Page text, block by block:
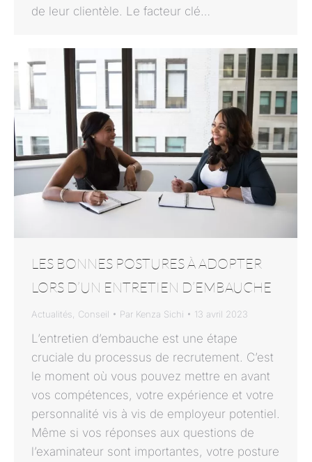
de leur clientèle. Le facteur clé…
LES BONNES POSTURES À ADOPTER
LORS D’UN ENTRETIEN D’EMBAUCHE
Actualités Conseil Par Kenza Sichi 13 avril 2023
L’entretien d’embauche est une étape
cruciale du processus de recrutement. C’est
le moment où vous pouvez mettre en avant
vos compétences, votre expérience et votre
personnalité vis à vis de employeur potentiel.
Même si vos réponses aux questions de
l’examinateur sont importantes, votre posture